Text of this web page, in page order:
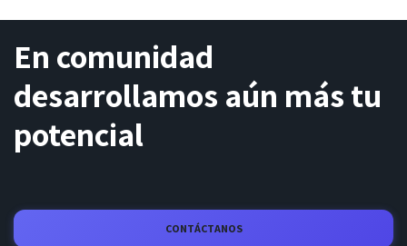
En comunidad
desarrollamos aún más tu
potencial
CONTÁCTANOS